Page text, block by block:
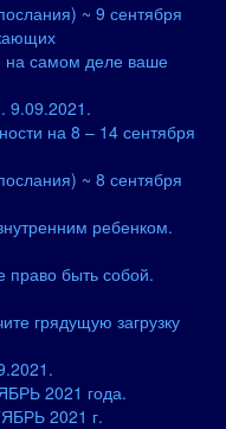
~ 9 сентября
на самом деле ваше
9.09.2021.
на 8 – 14 сентября
~ 8 сентября
ребенком.
быть собой.
грядущую загрузку
2021 года.
2021 г.